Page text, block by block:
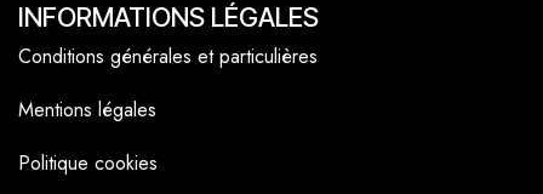
INFORMATIONS LÉGALES
Conditions générales et particulières
Mentions légales
Politique cookies